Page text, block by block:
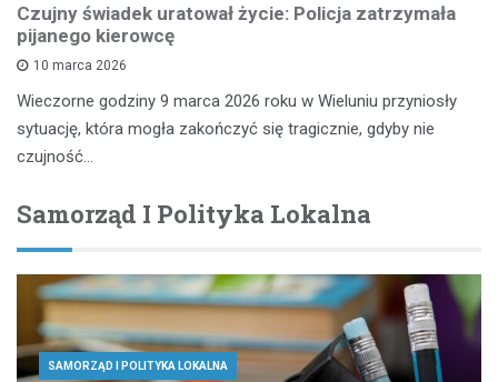
Czujny świadek uratował życie: Policja zatrzymała
pijanego kierowcę
10 marca 2026
Wieczorne godziny 9 marca 2026 roku w Wieluniu przyniosły
sytuację, która mogła zakończyć się tragicznie, gdyby nie
czujność…
Samorząd I Polityka Lokalna
SAMORZĄD I POLITYKA LOKALNA